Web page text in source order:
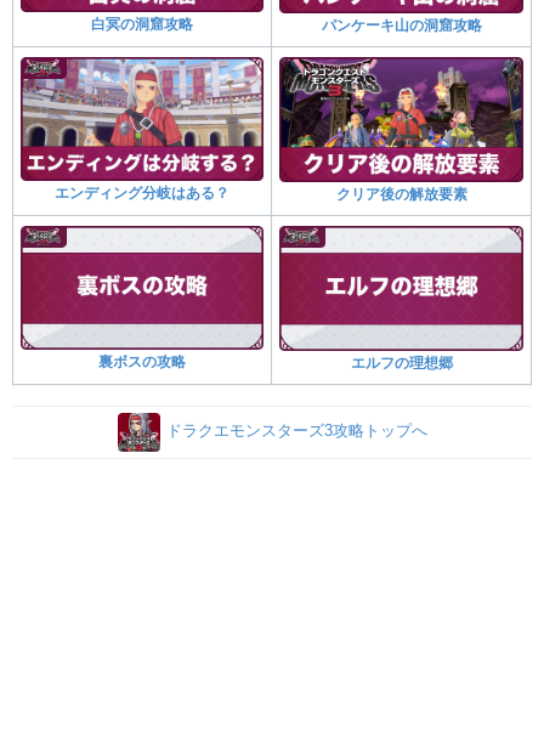
白冥の洞窟攻略 パンケーキ山の洞窟攻略
エンディング分岐はある？ クリア後の解放要素
裏ボスの攻略 エルフの理想郷
ドラクエモンスターズ3攻略トップへ